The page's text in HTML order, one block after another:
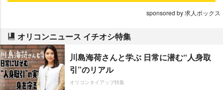
sponsored by 求人ボックス
オリコンニュース イチオシ特集
川島海荷さんと学ぶ 日常に潜む“人身取
引”のリアル
オリコンタイアップ特集